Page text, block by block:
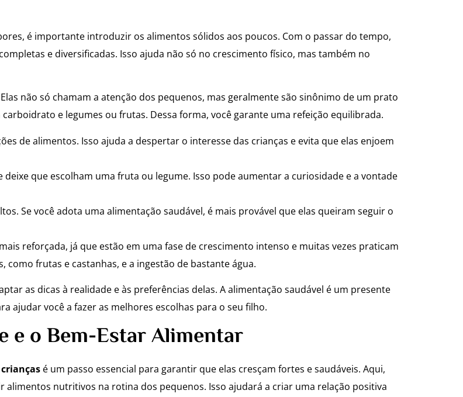
é importante introduzir os alimentos sólidos aos poucos. Com o passar do tempo,
e diversificadas. Isso ajuda não só no crescimento físico, mas também no
não só chamam a atenção dos pequenos, mas geralmente são sinônimo de um prato
e legumes ou frutas. Dessa forma, você garante uma refeição equilibrada.
de alimentos. Isso ajuda a despertar o interesse das crianças e evita que elas enjoem
deixe que escolham uma fruta ou legume. Isso pode aumentar a curiosidade e a vontade
Se você adota uma alimentação saudável, é mais provável que elas queiram seguir o
reforçada, já que estão em uma fase de crescimento intenso e muitas vezes praticam
como frutas e castanhas, e a ingestão de bastante água.
as dicas à realidade e às preferências delas. A alimentação saudável é um presente
ajudar você a fazer as melhores escolhas para o seu filho.
e o Bem-Estar Alimentar
é um passo essencial para garantir que elas cresçam fortes e saudáveis. Aqui,
nutritivos na rotina dos pequenos. Isso ajudará a criar uma relação positiva